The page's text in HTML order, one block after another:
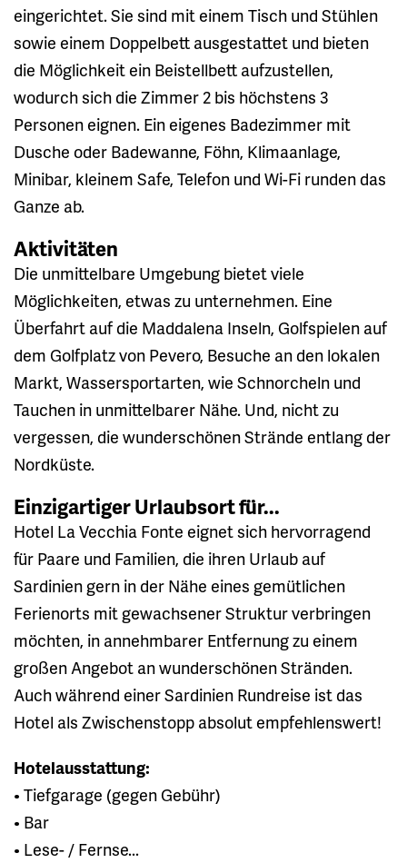
eingerichtet. Sie sind mit einem Tisch und Stühlen
sowie einem Doppelbett ausgestattet und bieten
die Möglichkeit ein Beistellbett aufzustellen,
wodurch sich die Zimmer 2 bis höchstens 3
Personen eignen. Ein eigenes Badezimmer mit
Dusche oder Badewanne, Föhn, Klimaanlage,
Minibar, kleinem Safe, Telefon und Wi-Fi runden das
Ganze ab.
Aktivitäten
Die unmittelbare Umgebung bietet viele
Möglichkeiten, etwas zu unternehmen. Eine
Überfahrt auf die Maddalena Inseln, Golfspielen auf
dem Golfplatz von Pevero, Besuche an den lokalen
Markt, Wassersportarten, wie Schnorcheln und
Tauchen in unmittelbarer Nähe. Und, nicht zu
vergessen, die wunderschönen Strände entlang der
Nordküste.
Einzigartiger Urlaubsort für...
Hotel La Vecchia Fonte eignet sich hervorragend
für Paare und Familien, die ihren Urlaub auf
Sardinien gern in der Nähe eines gemütlichen
Ferienorts mit gewachsener Struktur verbringen
möchten, in annehmbarer Entfernung zu einem
großen Angebot an wunderschönen Stränden.
Auch während einer Sardinien Rundreise ist das
Hotel als Zwischenstopp absolut empfehlenswert!
Hotelausstattung:
• Tiefgarage (gegen Gebühr)
• Bar
• Lese- / Fernse...